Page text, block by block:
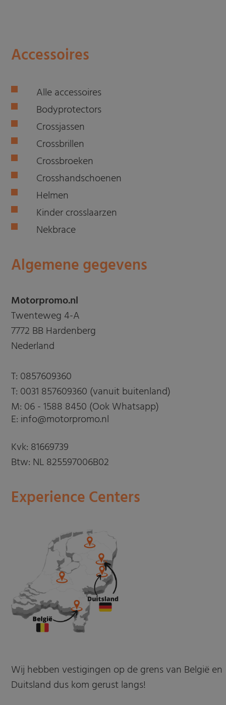
Accessoires
Alle accessoires
Bodyprotectors
Crossjassen
Crossbrillen
Crossbroeken
Crosshandschoenen
Helmen
Kinder crosslaarzen
Nekbrace
Algemene gegevens
Motorpromo.nl
Twenteweg 4-A
7772 BB Hardenberg
Nederland
T: 0857609360
T: 0031 857609360 (vanuit buitenland)
M: 06 - 1588 8450 (Ook Whatsapp)
E: info@motorpromo.nl
Kvk: 81669739
Btw: NL 825597006B02
Experience Centers
Wij hebben vestigingen op de grens van België en
Duitsland dus kom gerust langs!